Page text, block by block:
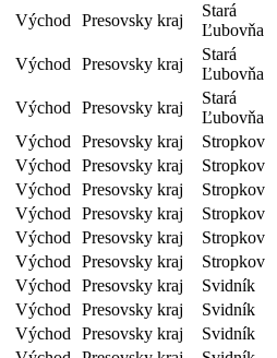
Východ Presovsky kraj
Stará
Ľubovňa
Východ Presovsky kraj
Stará
Ľubovňa
Východ Presovsky kraj
Stará
Ľubovňa
Východ
Presovsky kraj Stropkov
Východ
Presovsky kraj Stropkov
Východ
Presovsky kraj Stropkov
Východ
Presovsky kraj Stropkov
Východ
Presovsky kraj Stropkov
Východ
Presovsky kraj Stropkov
Východ
Presovsky kraj Svidník
Východ
Presovsky kraj Svidník
Východ
Presovsky kraj Svidník